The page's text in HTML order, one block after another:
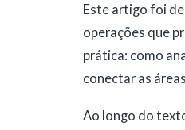
Este artigo foi
operações que
prática: como
conectar as
Ao longo do